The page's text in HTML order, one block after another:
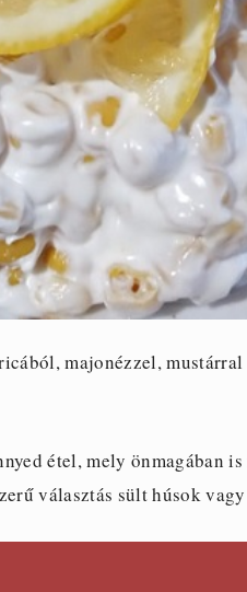
majonézzel,
étel, mely önmagában
választás sült húsok